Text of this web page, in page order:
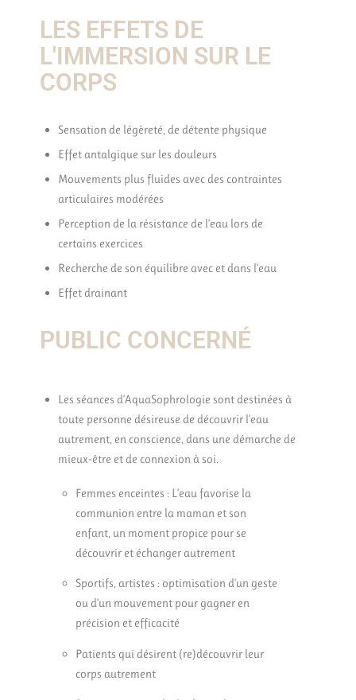
LES EFFETS DE
L'IMMERSION SUR LE
CORPS
Sensation de légèreté, de détente physique
Effet antalgique sur les douleurs
Mouvements plus fluides avec des contraintes
articulaires modérées
Perception de la résistance de l’eau lors de
certains exercices
Recherche de son équilibre avec et dans l’eau
Effet drainant
PUBLIC CONCERNÉ
Les séances d’AquaSophrologie sont destinées à
toute personne désireuse de découvrir l’eau
autrement, en conscience, dans une démarche de
mieux-être et de connexion à soi.
Femmes enceintes : L’eau favorise la
communion entre la maman et son
enfant, un moment propice pour se
découvrir et échanger autrement
Sportifs, artistes : optimisation d’un geste
ou d’un mouvement pour gagner en
précision et efficacité
Patients qui désirent (re)découvrir leur
corps autrement